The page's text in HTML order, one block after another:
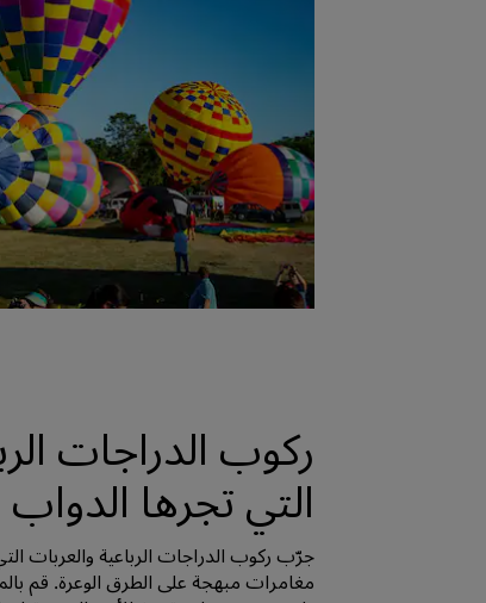
ركوب الدراجات
التي تجرها الدواب
جرّب ركوب الدراجات الرباعية والعربات
مغامرات مبهجة على الطرق الوعرة. قم